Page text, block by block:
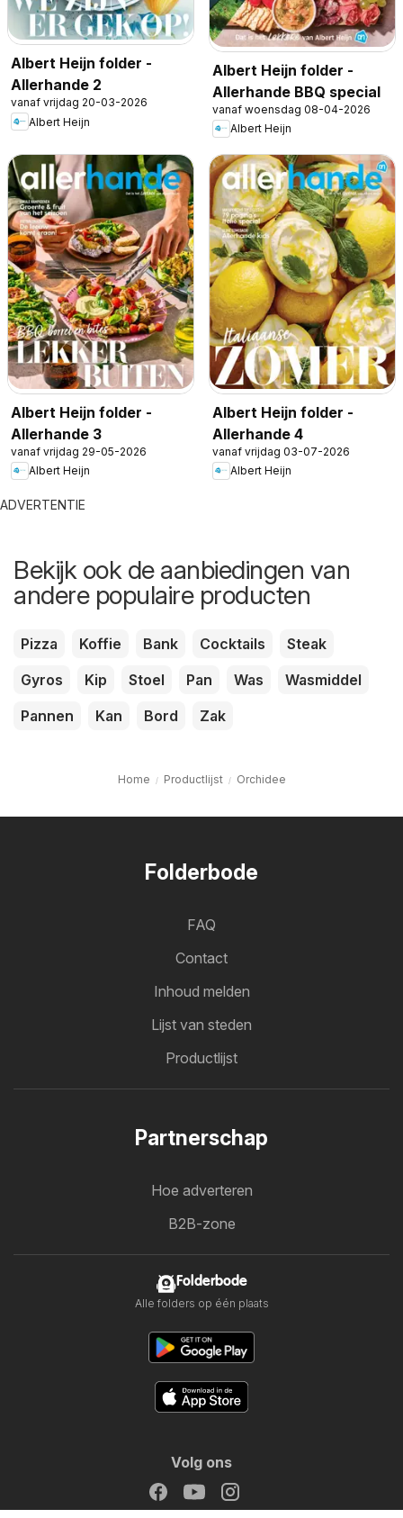
Albert Heijn folder -
Allerhande 2
vanaf vrijdag 20-03-2026
Albert Heijn
Albert Heijn folder -
Allerhande BBQ special
vanaf woensdag 08-04-2026
Albert Heijn
Albert Heijn folder -
Allerhande 3
vanaf vrijdag 29-05-2026
Albert Heijn
Albert Heijn folder -
Allerhande 4
vanaf vrijdag 03-07-2026
Albert Heijn
ADVERTENTIE
Bekijk ook de aanbiedingen van
andere populaire producten
Pizza Koffie Bank Cocktails
Steak
Gyros
Kip Stoel Pan Was
Wasmiddel
Pannen
Kan Bord Zak
Home Productlijst Orchidee
Folderbode
FAQ
Contact
Inhoud melden
Lijst van steden
Productlijst
Partnerschap
Hoe adverteren
B2B-zone
Folderbode
Alle folders op één plaats
Volg ons